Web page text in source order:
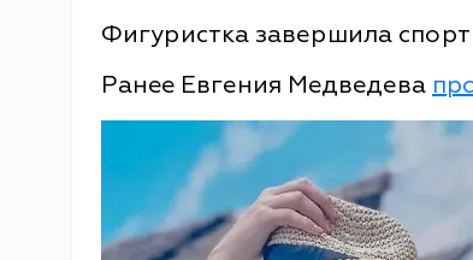
Фигуристка завершила
Ранее Евгения Медведева